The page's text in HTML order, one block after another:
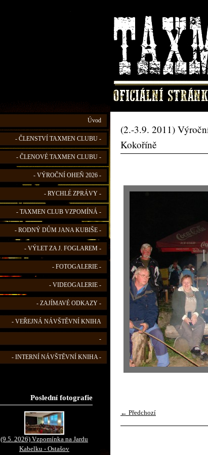
Úvod
- ČLENSTVÍ TAXMEN CLUBU -
- ČLENOVÉ TAXMEN CLUBU -
- VÝROČNÍ OHEŇ 2026 -
- RYCHLÉ ZPRÁVY -
- TAXMEN CLUB VZPOMÍNÁ -
- RODNÝ DŮM JANA KUBIŠE -
- VÝLET ZA J. FOGLAREM -
- FOTOGALERIE -
- VIDEOGALERIE -
- ZAJÍMAVÉ ODKAZY -
- VEŘEJNÁ NÁVŠTĚVNÍ KNIHA
-
- INTERNÍ NÁVŠTĚVNÍ KNIHA -
Poslední fotografie
(9.5. 2026) Vzpomínka na Jardu
Kabelku - Ostašov
(2.-3.9. 2011)
Kokoříně
← Předchozí